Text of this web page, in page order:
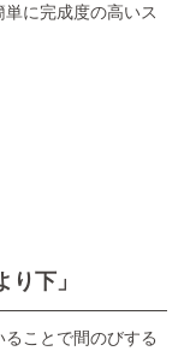
に完成度の高いス
下」
ことで間のびする